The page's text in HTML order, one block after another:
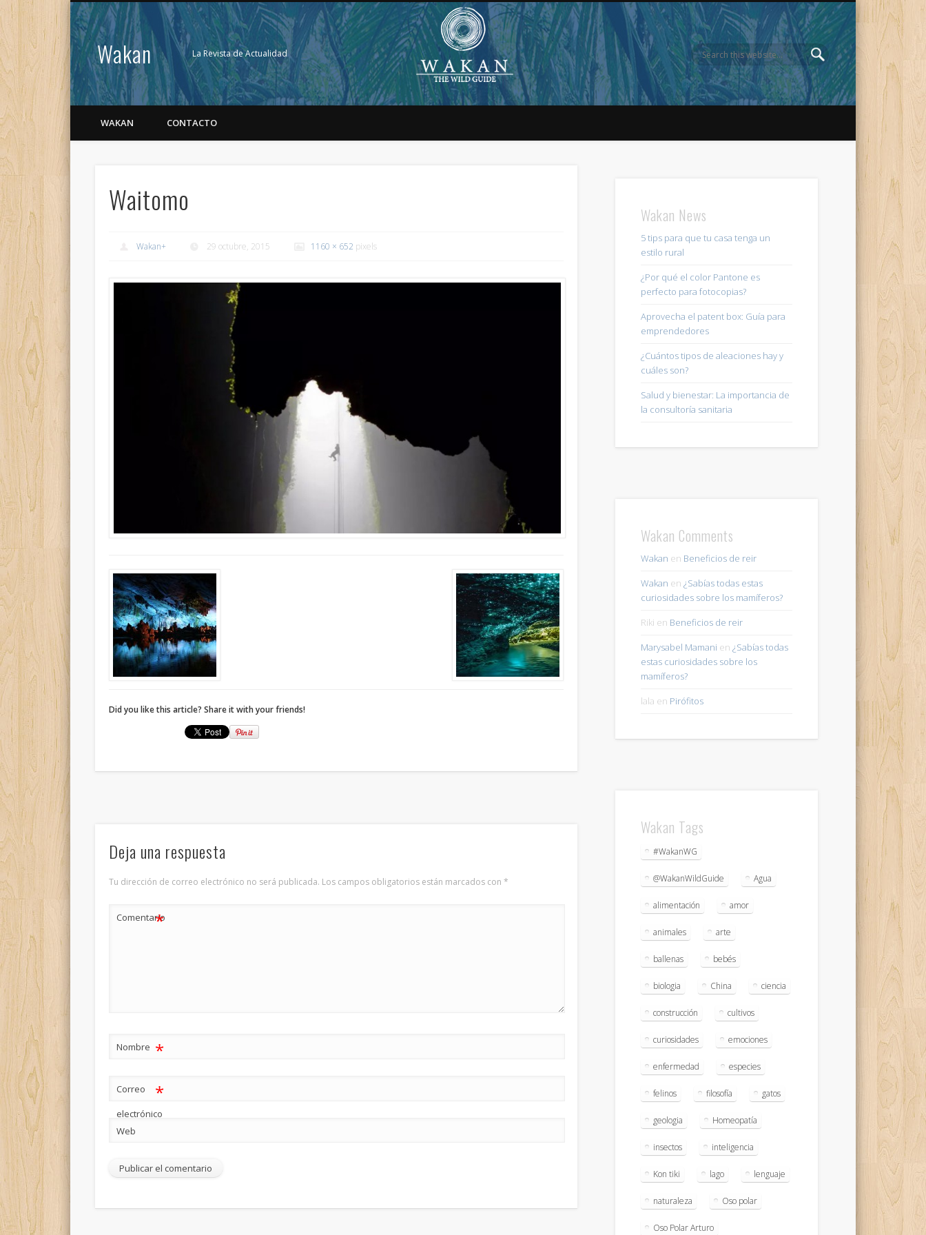
Wakan La Revista de Actualidad
WAKAN CONTACTO
Waitomo
Wakan+ 29 octubre, 2015 1160 × 652 pixels
Did you like this article? Share it with your friends!
Deja una respuesta
Tu dirección de correo electrónico no será publicada. Los campos obligatorios están marcados con*
Comentario
*
Nombre *
Correo
electrónico
*
Web
Wakan News
5 tips para que tu casa tenga un
estilo rural
¿Por qué el color Pantone es
perfecto para fotocopias?
Aprovecha el patent box: Guía para
emprendedores
¿Cuántos tipos de aleaciones hay y
cuáles son?
Salud y bienestar: La importancia de
la consultoría sanitaria
Wakan Comments
Wakan en Beneficios de reir
Wakan en ¿Sabías todas estas
curiosidades sobre los mamíferos?
Riki en Beneficios de reir
Marysabel Mamani en ¿Sabías todas
estas curiosidades sobre los
mamíferos?
lala en Pirófitos
Wakan Tags
#WakanWG
@WakanWildGuide Agua
alimentación amor
animales arte
ballenas bebés
biologia China ciencia
construcción cultivos
curiosidades emociones
enfermedad especies
felinos filosofía gatos
geologia Homeopatía
insectos inteligencia
Kon tiki lago lenguaje
naturaleza Oso polar
Oso Polar Arturo